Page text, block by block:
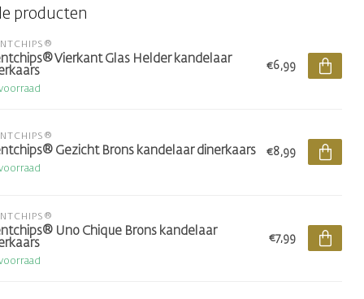
producten
Vierkant Glas Helder kandelaar
€6,99
Gezicht Brons kandelaar dinerkaars €8,99
Uno Chique Brons kandelaar
€7,99